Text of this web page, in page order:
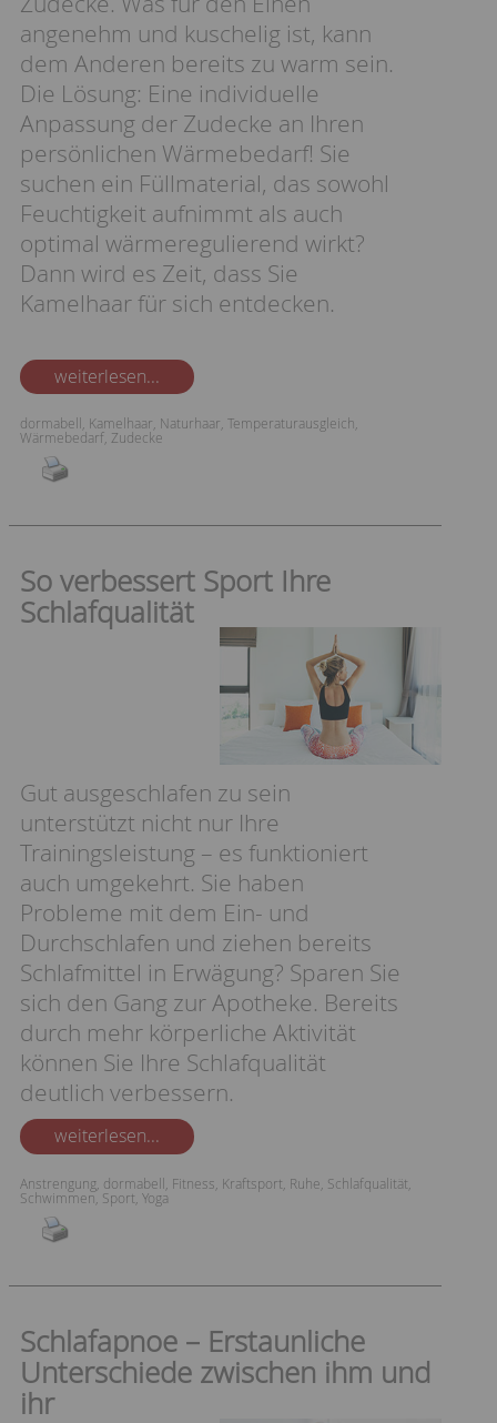
angenehm und kuschelig ist, kann
dem Anderen bereits zu warm sein.
Die Lösung: Eine individuelle
Anpassung der Zudecke an Ihren
persönlichen Wärmebedarf! Sie
suchen ein Füllmaterial, das sowohl
Feuchtigkeit aufnimmt als auch
optimal wärmeregulierend wirkt?
Dann wird es Zeit, dass Sie
Kamelhaar für sich entdecken.
weiterlesen...
dormabell, Kamelhaar, Naturhaar, Temperaturausgleich,
Wärmebedarf, Zudecke
So verbessert Sport Ihre
Schlafqualität
Gut ausgeschlafen zu sein
unterstützt nicht nur Ihre
Trainingsleistung – es funktioniert
auch umgekehrt. Sie haben
Probleme mit dem Ein- und
Durchschlafen und ziehen bereits
Schlafmittel in Erwägung? Sparen Sie
sich den Gang zur Apotheke. Bereits
durch mehr körperliche Aktivität
können Sie Ihre Schlafqualität
deutlich verbessern.
weiterlesen...
Anstrengung dormabell Fitness Kraftsport Ruhe Schlafqualität
Schwimmen, Sport Yoga
Schlafapnoe – Erstaunliche
Unterschiede zwischen ihm und
ihr